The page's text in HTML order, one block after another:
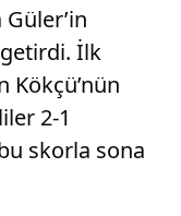
İlk
Kökçü’nün
2-1
skorla sona